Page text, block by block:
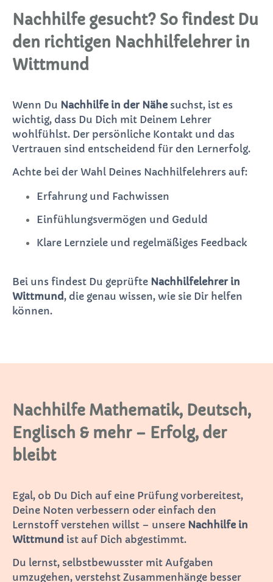
Nachhilfe gesucht? So findest Du
den richtigen Nachhilfelehrer in
Wittmund
Wenn Du Nachhilfe in der Nähe suchst, ist es
wichtig, dass Du Dich mit Deinem Lehrer
wohlfühlst. Der persönliche Kontakt und das
Vertrauen sind entscheidend für den Lernerfolg.
Achte bei der Wahl Deines Nachhilfelehrers auf:
Erfahrung und Fachwissen
Einfühlungsvermögen und Geduld
Klare Lernziele und regelmäßiges Feedback
Bei uns findest Du geprüfte Nachhilfelehrer in
Wittmund, die genau wissen, wie sie Dir helfen
können.
Nachhilfe Mathematik, Deutsch,
Englisch & mehr – Erfolg, der
bleibt
Egal, ob Du Dich auf eine Prüfung vorbereitest,
Deine Noten verbessern oder einfach den
Lernstoff verstehen willst – unsere Nachhilfe in
Wittmund ist auf Dich abgestimmt.
Du lernst, selbstbewusster mit Aufgaben
umzugehen, verstehst Zusammenhänge besser